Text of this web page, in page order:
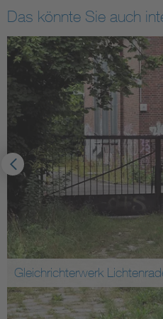
Das könnte Sie auch
Mehr erfahren